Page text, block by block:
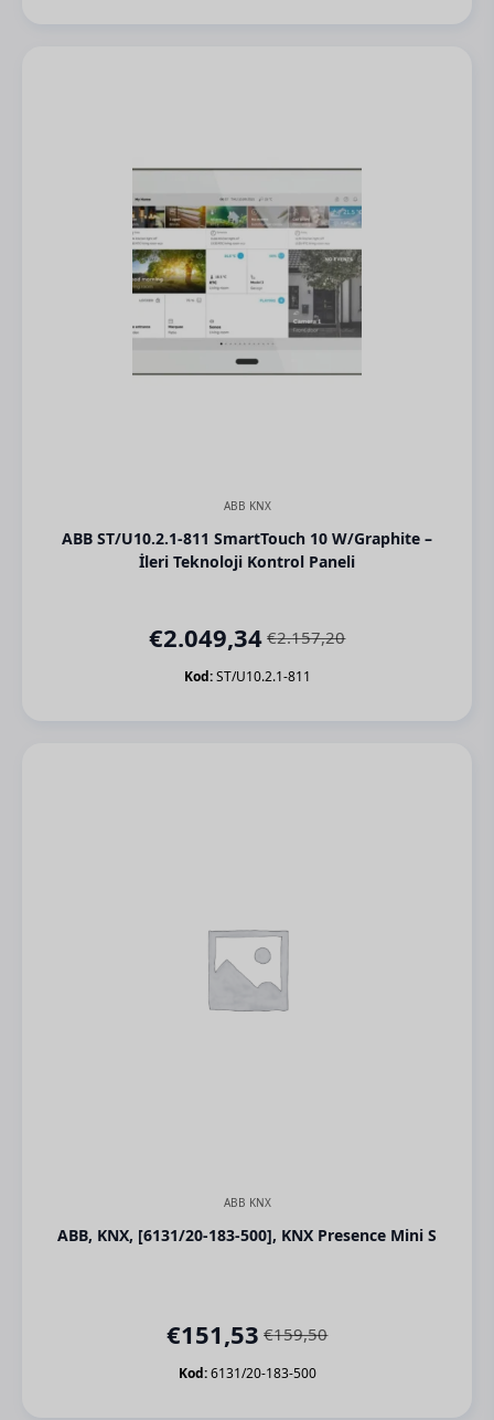
ABB KNX
ABB ST/U10.2.1-811 SmartTouch 10 W/Graphite –
İleri Teknoloji Kontrol Paneli
€2.157,20
Orijinal
fiyat:
€2.049,34
Şu
andaki
Kod:ST/U10.2.1-811
ABB KNX
ABB, KNX, [6131/20-183-500], KNX Presence Mini S
€159,50
Orijinal
fiyat:
€151,53Şu
andaki
Kod:6131/20-183-500